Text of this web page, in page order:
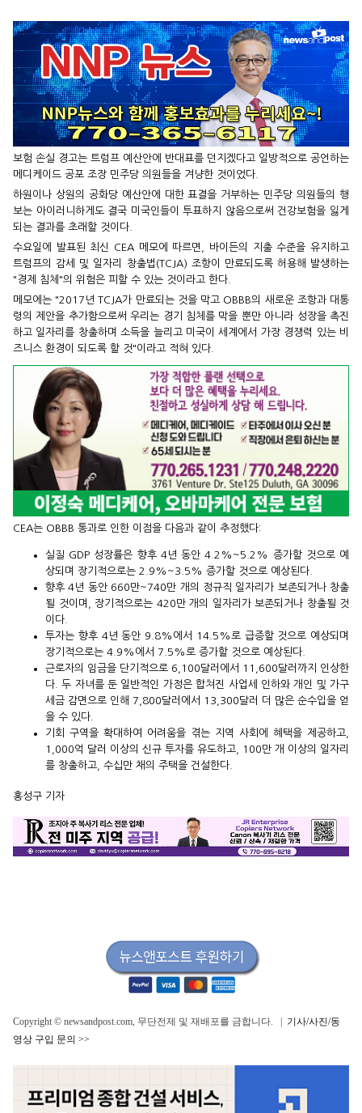
보험 손실 경고는 트럼프 예산안에 반대표를 던지겠다고 일방적으로 공언하는
메디케이드 공포 조장 민주당 의원들을 겨냥한 것이었다.
하원이나 상원의 공화당 예산안에 대한 표결을 거부하는 민주당 의원들의 행
보는 아이러니하게도 결국 미국인들이 투표하지 않음으로써 건강보험을 잃게
되는 결과를 초래할 것이다.
수요일에 발표된 최신 CEA 메모에 따르면, 바이든의 지출 수준을 유지하고
트럼프의 감세 및 일자리 창출법(TCJA) 조항이 만료되도록 허용해 발생하는
"경제 침체"의 위험은 피할 수 있는 것이라고 한다.
메모에는 "2017년 TCJA가 만료되는 것을 막고 OBBB의 새로운 조항과 대통
령의 제안을 추가함으로써 우리는 경기 침체를 막을 뿐만 아니라 성장을 촉진
하고 일자리를 창출하며 소득을 늘리고 미국이 세계에서 가장 경쟁력 있는 비
즈니스 환경이 되도록 할 것"이라고 적혀 있다.
CEA는 OBBB 통과로 인한 이점을 다음과 같이 추정했다:
실질 GDP 성장률은 향후 4년 동안 4.2%~5.2% 증가할 것으로 예
상되며 장기적으로는 2.9%~3.5% 증가할 것으로 예상된다.
향후 4년 동안 660만~740만 개의 정규직 일자리가 보존되거나 창출
될 것이며, 장기적으로는 420만 개의 일자리가 보존되거나 창출될 것
이다.
투자는 향후 4년 동안 9.8%에서 14.5%로 급증할 것으로 예상되며
장기적으로는 4.9%에서 7.5%로 증가할 것으로 예상된다.
근로자의 임금을 단기적으로 6,100달러에서 11,600달러까지 인상한
다. 두 자녀를 둔 일반적인 가정은 합쳐진 사업세 인하와 개인 및 가구
세금 감면으로 인해 7,800달러에서 13,300달러 더 많은 순수입을 얻
을 수 있다.
기회 구역을 확대하여 어려움을 겪는 지역 사회에 혜택을 제공하고,
1,000억 달러 이상의 신규 투자를 유도하고, 100만 개 이상의 일자리
를 창출하고, 수십만 채의 주택을 건설한다.
홍성구 기자
Copyright © newsandpost.com, 무단전제 및 재배포를 금합니다. | 기사/사진/동
영상 구입 문의 >>